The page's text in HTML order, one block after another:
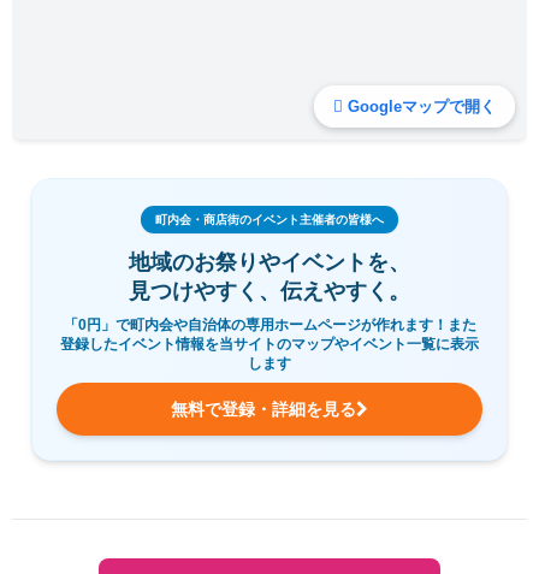
Googleマップで開く
町内会・商店街のイベント主催者の皆様へ
地域のお祭りやイベントを、
見つけやすく、伝えやすく。
「0円」で町内会や自治体の専用ホームページが作れます！また
登録したイベント情報を当サイトのマップやイベント一覧に表示
します
無料で登録・詳細を見る